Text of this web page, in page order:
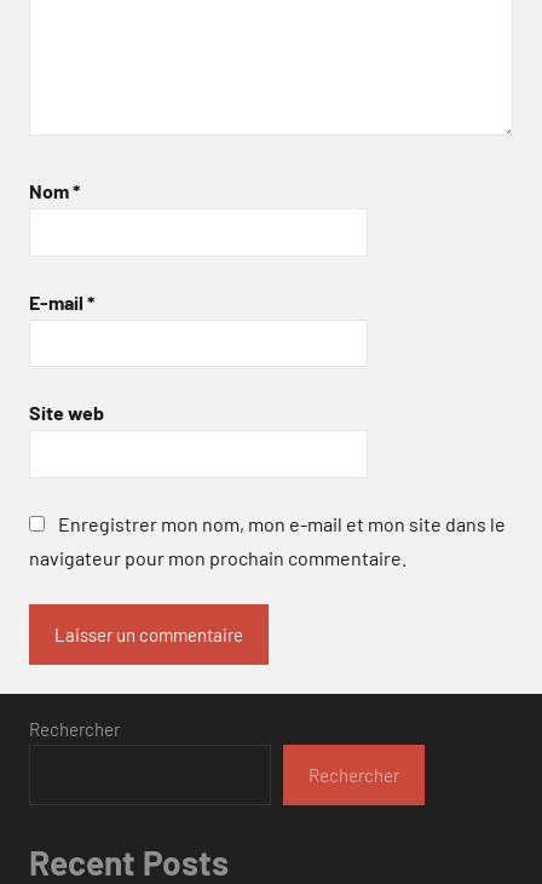
Nom*
E-mail *
Site web
Enregistrer mon nom, mon e-mail et mon site dans le
navigateur pour mon prochain commentaire.
Rechercher
Rechercher
Recent Posts